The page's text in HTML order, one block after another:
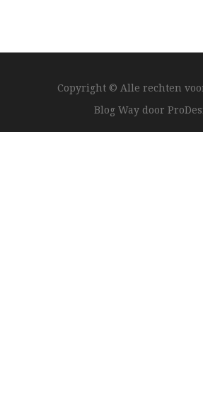
Copyright © Alle rechten
Blog Way door